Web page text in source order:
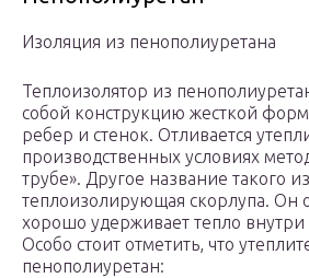
Изоляция из пенополиуретана
Теплоизолятор из
собой конструкцию жесткой
ребер и стенок. Отливается
производственных условиях
трубе». Другое название такого
теплоизолирующая скорлупа. Он
хорошо удерживает тепло внутри
Особо стоит отметить, что
пенополиуретан: